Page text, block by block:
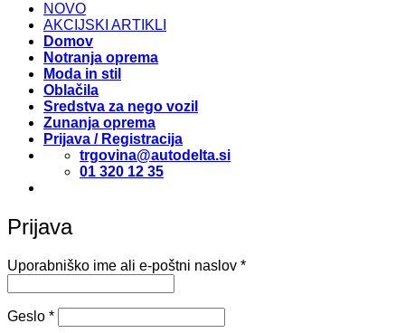
NOVO
AKCIJSKI ARTIKLI
Domov
Notranja oprema
Moda in stil
Oblačila
Sredstva za nego vozil
Zunanja oprema
Prijava / Registracija
trgovina@autodelta.si
01 320 12 35
Prijava
Uporabniško ime ali e-poštni naslov *Zahtevano
Geslo *Zahtevano